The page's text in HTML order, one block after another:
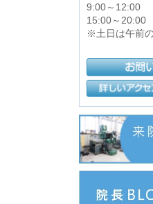
9:00～12:00
15:00～20:00
※土日は午前